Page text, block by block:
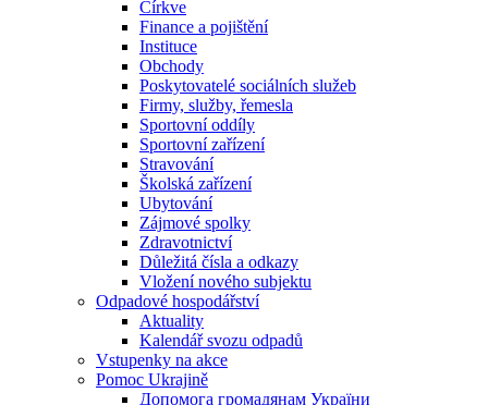
Církve
Finance a pojištění
Instituce
Obchody
Poskytovatelé sociálních služeb
Firmy, služby, řemesla
Sportovní oddíly
Sportovní zařízení
Stravování
Školská zařízení
Ubytování
Zájmové spolky
Zdravotnictví
Důležitá čísla a odkazy
Vložení nového subjektu
Odpadové hospodářství
Aktuality
Kalendář svozu odpadů
Vstupenky na akce
Pomoc Ukrajině
Допомога громадянам України